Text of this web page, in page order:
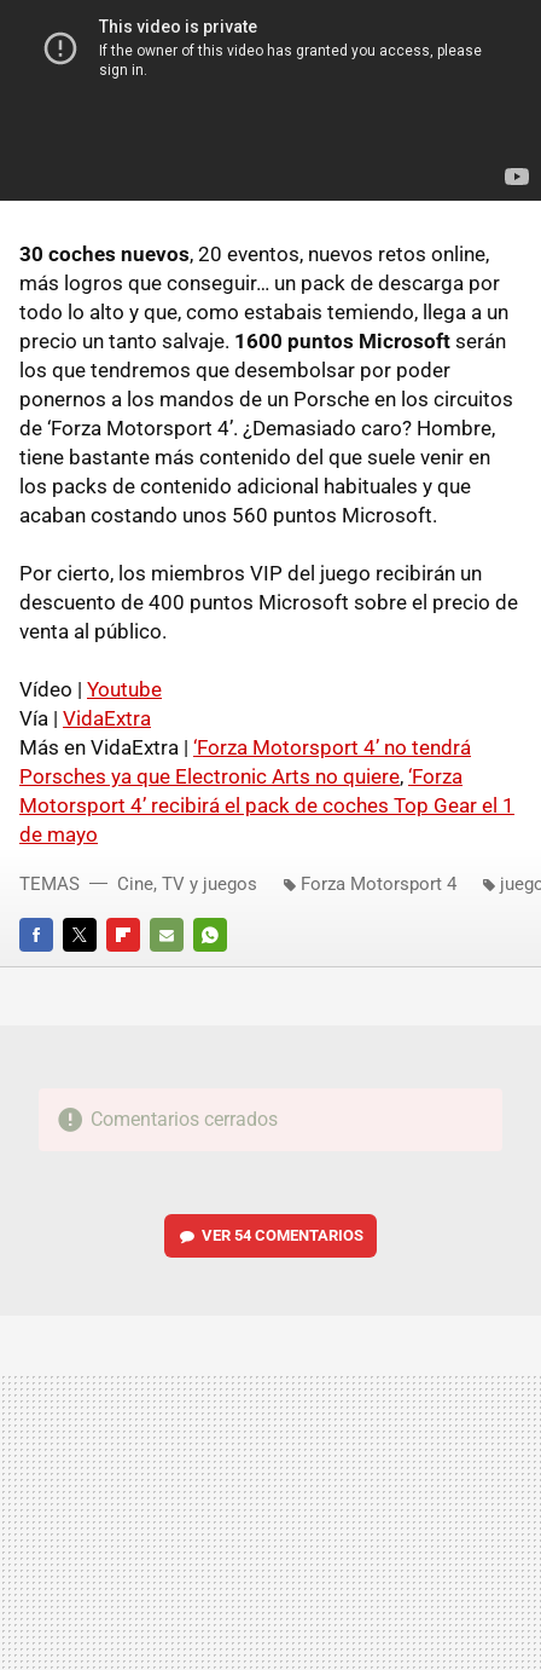
30 coches nuevos, 20 eventos, nuevos retos online,
más logros que conseguir… un pack de descarga por
todo lo alto y que, como estabais temiendo, llega a un
precio un tanto salvaje. 1600 puntos Microsoft serán
los que tendremos que desembolsar por poder
ponernos a los mandos de un Porsche en los circuitos
de ‘Forza Motorsport 4’. ¿Demasiado caro? Hombre,
tiene bastante más contenido del que suele venir en
los packs de contenido adicional habituales y que
acaban costando unos 560 puntos Microsoft.
Por cierto, los miembros VIP del juego recibirán un
descuento de 400 puntos Microsoft sobre el precio de
venta al público.
Vídeo | Youtube
Vía | VidaExtra
Más en VidaExtra | ‘Forza Motorsport 4’ no tendrá
Porsches ya que Electronic Arts no quiere, ‘Forza
Motorsport 4’ recibirá el pack de coches Top Gear el 1
de mayo
FACEBOOKTWITTERFLIPBOARD
E-
WHATSAPP
TEMAS Cine, TV y juegos Forza Motorsport 4
Comentarios cerrados
VER 54 COMENTARIOS